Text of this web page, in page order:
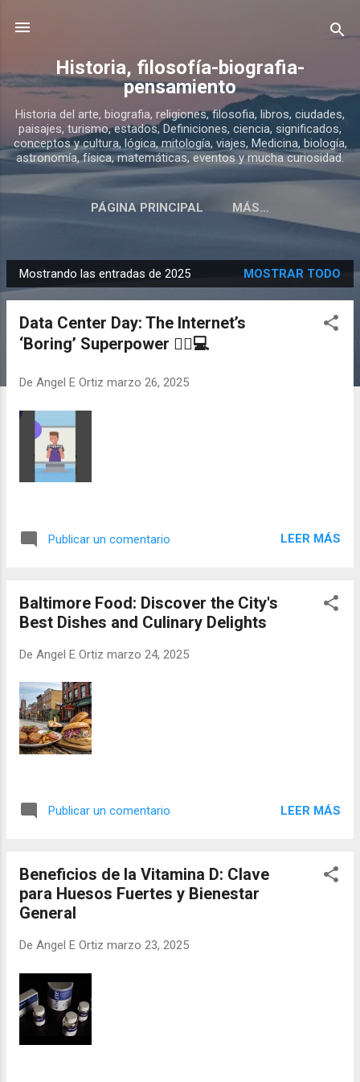
Historia, filosofía-biografia-
pensamiento
Historia del arte, biografia, religiones, filosofia, libros, ciudades,
paisajes, turismo, estados, Definiciones, ciencia, significados,
conceptos y cultura, lógica, mitología, viajes, Medicina, biología,
astronomía, física, matemáticas, eventos y mucha curiosidad.
PÁGINA PRINCIPAL MÁS…
E
n
Mostrando las entradas de 2025 MOSTRAR TODO
Data Center Day: The Internet’s
‘Boring’ Superpower 🦸‍♂️💻
De Angel E Ortiz marzo 26, 2025
Publicar un comentario LEER MÁS
Baltimore Food: Discover the City's
Best Dishes and Culinary Delights
De Angel E Ortiz marzo 24, 2025
Publicar un comentario LEER MÁS
Beneficios de la Vitamina D: Clave
para Huesos Fuertes y Bienestar
General
De Angel E Ortiz marzo 23, 2025